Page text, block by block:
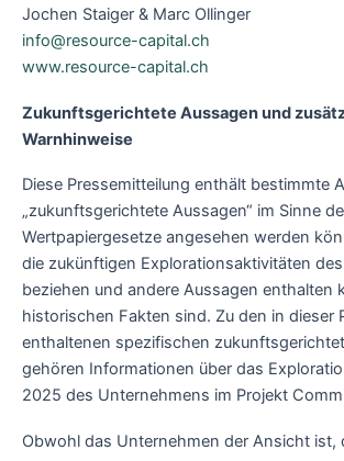
Jochen Staiger & Marc Ollinger
info@resource-capital.ch
www.resource-capital.ch
Zukunftsgerichtete Aussagen und
Warnhinweise
Diese Pressemitteilung enthält bestimmte
„zukunftsgerichtete Aussagen“ im Sinne
Wertpapiergesetze angesehen werden
die zukünftigen Explorationsaktivitäten
beziehen und andere Aussagen enthalten
historischen Fakten sind. Zu den in dieser
enthaltenen spezifischen
gehören Informationen über das
2025 des Unternehmens im Projekt
Obwohl das Unternehmen der Ansicht ist,